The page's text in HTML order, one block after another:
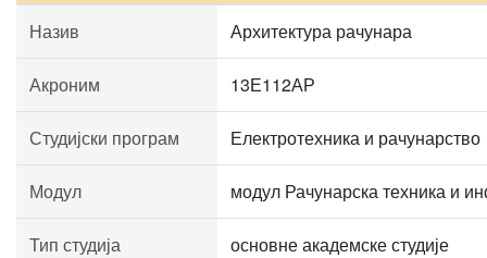
Назив Архитектура рачунара
Акроним 13Е112АР
Студијски програм Електротехника и рачунарство
Модул модул Рачунарска техника и
Тип студија основне академске студије